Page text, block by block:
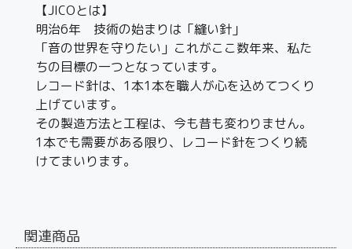
【JICOとは】
明治6年 技術の始まりは「縫い針」
「音の世界を守りたい」これがここ数年来、私た
ちの目標の一つとなっています。
レコード針は、1本1本を職人が心を込めてつくり
上げています。
その製造方法と工程は、今も昔も変わりません。
1本でも需要がある限り、レコード針をつくり続
けてまいります。
関連商品